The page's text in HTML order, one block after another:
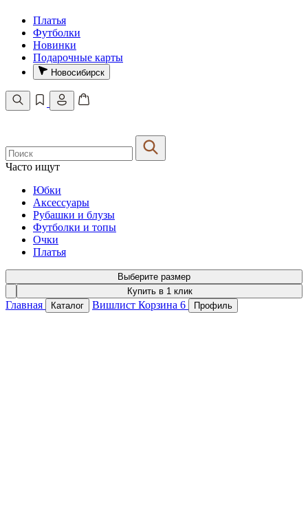
Платья
Футболки
Новинки
Подарочные карты
Новосибирск
Часто ищут
Юбки
Аксессуары
Рубашки и блузы
Футболки и топы
Очки
Платья
Выберите размер
Купить в 1 клик
Главная Каталог Вишлист Корзина 6 Профиль